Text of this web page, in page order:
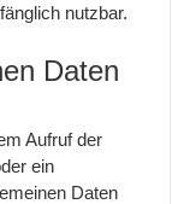
nutzbar.
Daten
Aufruf der
ein
Daten